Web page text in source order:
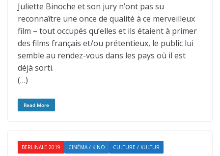
Juliette Binoche et son jury n’ont pas su
reconnaître une once de qualité à ce merveilleux
film – tout occupés qu’elles et ils étaient à primer
des films français et/ou prétentieux, le public lui
semble au rendez-vous dans les pays où il est
déjà sorti.
(…)
Read More
BERLINALE 2019 CINÉMA / KINO CULTURE / KULTUR